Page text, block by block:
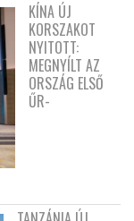
KÍNA ÚJ
KORSZAKOT
NYITOTT:
MEGNYÍLT AZ
ORSZÁG ELSŐ
ŰR-